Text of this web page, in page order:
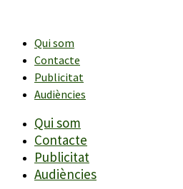
contingutQui som
Contacte
Publicitat
Audiències
Qui som
Contacte
Publicitat
Audiències